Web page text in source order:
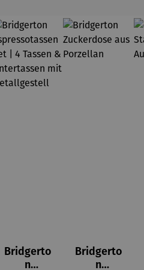
Bridgerto
n
Bridgerto
n